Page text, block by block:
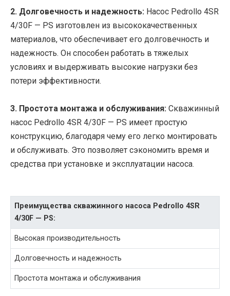
2. Долговечность и надежность: Насос Pedrollo 4SR
4/30F — PS изготовлен из высококачественных
материалов, что обеспечивает его долговечность и
надежность. Он способен работать в тяжелых
условиях и выдерживать высокие нагрузки без
потери эффективности.
3. Простота монтажа и обслуживания: Скважинный
насос Pedrollo 4SR 4/30F — PS имеет простую
конструкцию, благодаря чему его легко монтировать
и обслуживать. Это позволяет сэкономить время и
средства при установке и эксплуатации насоса.
Преимущества скважинного насоса Pedrollo 4SR
4/30F — PS:
Высокая производительность
Долговечность и надежность
Простота монтажа и обслуживания